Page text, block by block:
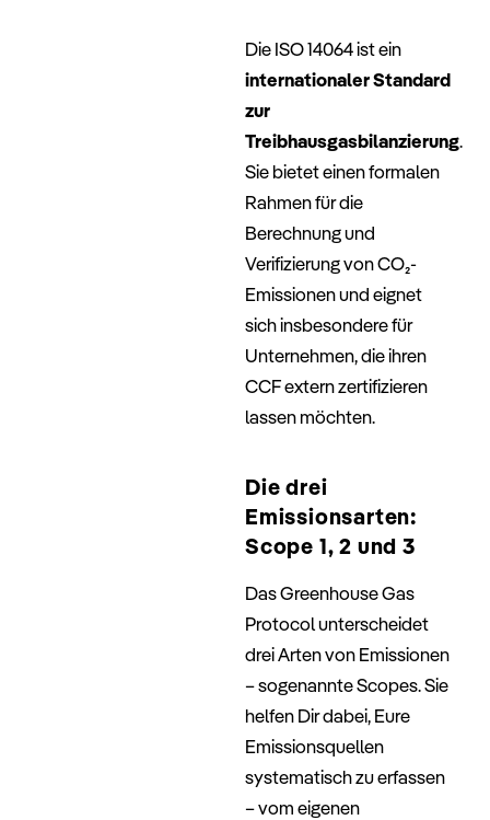
Die ISO 14064 ist ein
internationaler Standard
zur
Treibhausgasbilanzierung.
Sie bietet einen formalen
Rahmen für die
Berechnung und
Verifizierung von CO₂-
Emissionen und eignet
sich insbesondere für
Unternehmen, die ihren
CCF extern zertifizieren
lassen möchten.
Die drei
Emissionsarten:
Scope 1, 2 und 3
Das Greenhouse Gas
Protocol unterscheidet
drei Arten von Emissionen
– sogenannte Scopes. Sie
helfen Dir dabei, Eure
Emissionsquellen
systematisch zu erfassen
– vom eigenen